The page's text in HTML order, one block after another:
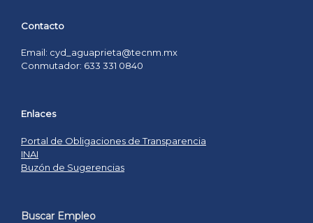
Contacto
Email: cyd_aguaprieta@tecnm.mx
Conmutador: 633 331 0840
Enlaces
Portal de Obligaciones de Transparencia
INAI
Buzón de Sugerencias
Buscar Empleo